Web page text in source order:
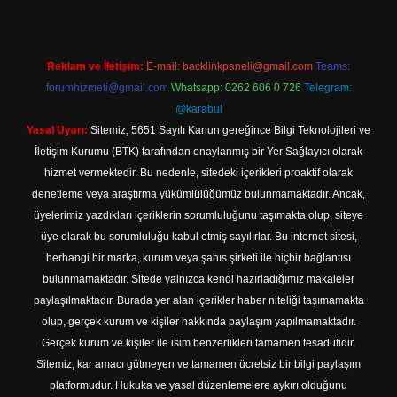
Reklam ve İletişim: E-mail: backlinkpaneli@gmail.com Teams:
forumhizmeti@gmail.com Whatsapp: 0262 606 0 726 Telegram:
@karabul
Yasal Uyarı: Sitemiz, 5651 Sayılı Kanun gereğince Bilgi Teknolojileri ve
İletişim Kurumu (BTK) tarafından onaylanmış bir Yer Sağlayıcı olarak
hizmet vermektedir. Bu nedenle, sitedeki içerikleri proaktif olarak
denetleme veya araştırma yükümlülüğümüz bulunmamaktadır. Ancak,
üyelerimiz yazdıkları içeriklerin sorumluluğunu taşımakta olup, siteye
üye olarak bu sorumluluğu kabul etmiş sayılırlar. Bu internet sitesi,
herhangi bir marka, kurum veya şahıs şirketi ile hiçbir bağlantısı
bulunmamaktadır. Sitede yalnızca kendi hazırladığımız makaleler
paylaşılmaktadır. Burada yer alan içerikler haber niteliği taşımamakta
olup, gerçek kurum ve kişiler hakkında paylaşım yapılmamaktadır.
Gerçek kurum ve kişiler ile isim benzerlikleri tamamen tesadüfidir.
Sitemiz, kar amacı gütmeyen ve tamamen ücretsiz bir bilgi paylaşım
platformudur. Hukuka ve yasal düzenlemelere aykırı olduğunu